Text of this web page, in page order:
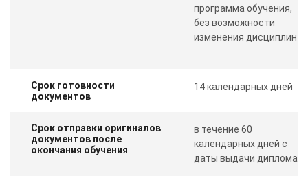
программа обучения,
без возможности
изменения дисциплин
Срок готовности
документов
14 календарных дней
Срок отправки оригиналов
документов после
окончания обучения
в течение 60
календарных дней с
даты выдачи диплома